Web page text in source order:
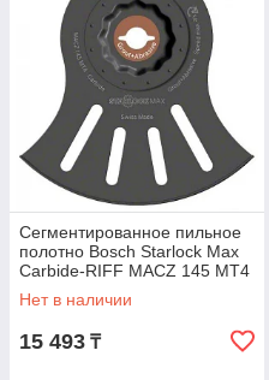
Сегментированное пильное
полотно Bosch Starlock Max
Carbide-RIFF MACZ 145 MT4
Нет в наличии
15 493 ₸